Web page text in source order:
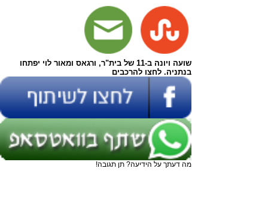
שועה ויונה ב-11 של בית"ר, ורגאס ומאור לוי יפתחו
בנתניה. לחצו להרכבים
מה דעתך על הידיעה? תן תגובה!